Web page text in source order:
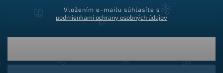
Vložením e-mailu súhlasíte s
podmienkami ochrany osobných údajov